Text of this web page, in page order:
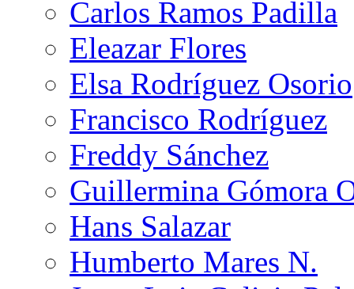
Carlos Ramos Padilla
Eleazar Flores
Elsa Rodríguez Osorio
Francisco Rodríguez
Freddy Sánchez
Guillermina Gómora
Hans Salazar
Humberto Mares N.